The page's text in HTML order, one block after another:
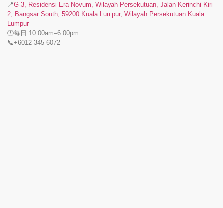
📍G-3, Residensi Era Novum, Wilayah Persekutuan, Jalan Kerinchi Kiri
2, Bangsar South, 59200 Kuala Lumpur, Wilayah Persekutuan Kuala
Lumpur
🕒每日 10:00am–6:00pm
📞+6012-345 6072